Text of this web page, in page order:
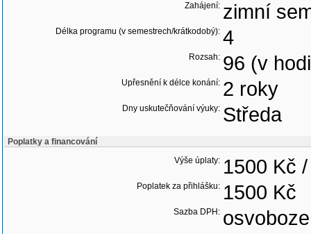
Zahájení: zimní
Délka programu (v semestrech/krátkodobý): 4
Rozsah: 96 (v
Upřesnění k délce konání: 2 roky
Dny uskutečňování výuky: Středa
Poplatky a financování
Výše úplaty: 1500 Kč
Poplatek za přihlášku: 1500 Kč
Sazba DPH: